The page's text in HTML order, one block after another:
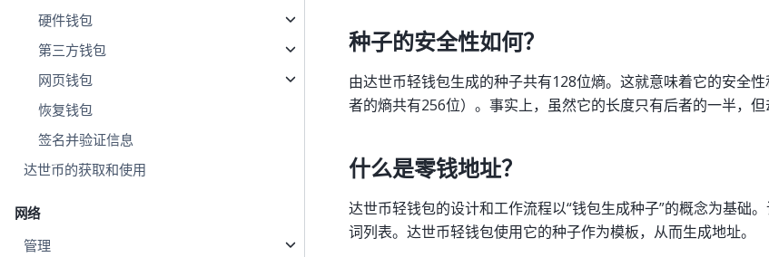
硬件钱包
第三方钱包
网页钱包
恢复钱包
签名并验证信息
达世币的获取和使用
网络
管理
种子的安全性如何？
由达世币轻钱包生成的种子共有128位熵。这就意味着它的安全
者的熵共有256位）。事实上，虽然它的长度只有后者的一半，但
什么是零钱地址？
达世币轻钱包的设计和工作流程以“钱包生成种子”的概念为基础
词列表。达世币轻钱包使用它的种子作为模板，从而生成地址。